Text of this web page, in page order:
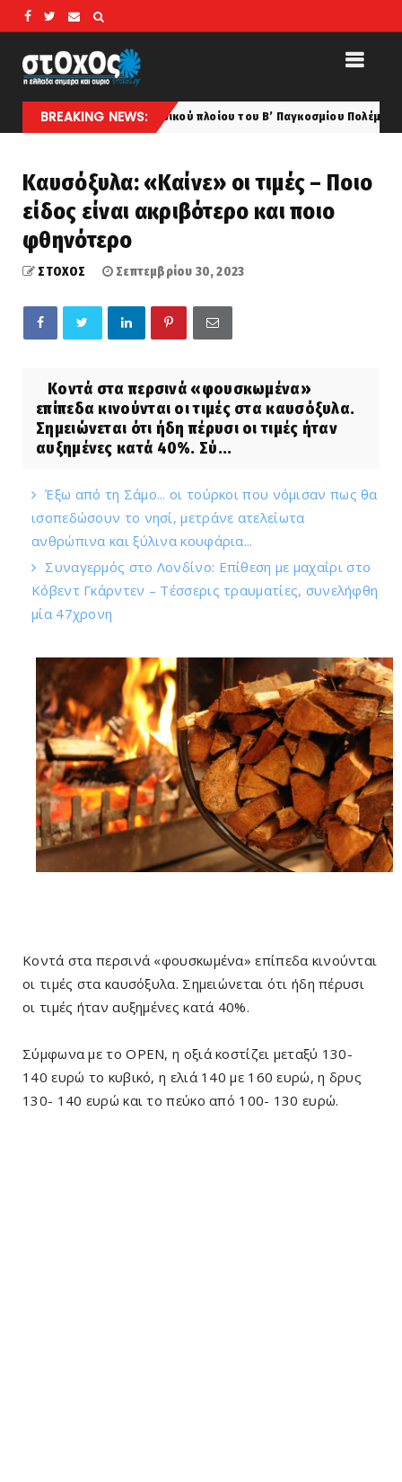
BREAKING NEWS:
γερμανικού πλοίου του Β’ Παγκοσμίου Πολέμου – Είναι
Καυσόξυλα: «Καίνε» οι τιμές – Ποιο
είδος είναι ακριβότερο και ποιο
φθηνότερο
ΣΤΟΧΟΣ Σεπτεμβρίου 30, 2023
Κοντά στα περσινά «φουσκωμένα»
επίπεδα κινούνται οι τιμές στα καυσόξυλα.
Σημειώνεται ότι ήδη πέρυσι οι τιμές ήταν
αυξημένες κατά 40%. Σύ...
Έξω από τη Σάμο... οι τούρκοι που νόμισαν πως θα
ισοπεδώσουν το νησί, μετράνε ατελείωτα
ανθρώπινα και ξύλινα κουφάρια...
Συναγερμός στο Λονδίνο: Επίθεση με μαχαίρι στο
Κόβεντ Γκάρντεν – Τέσσερις τραυματίες, συνελήφθη
μία 47χρονη
Κοντά στα περσινά «φουσκωμένα» επίπεδα κινούνται
οι τιμές στα καυσόξυλα. Σημειώνεται ότι ήδη πέρυσι
οι τιμές ήταν αυξημένες κατά 40%.
Σύμφωνα με το OPEN, η οξιά κοστίζει μεταξύ 130-
140 ευρώ το κυβικό, η ελιά 140 με 160 ευρώ, η δρυς
130- 140 ευρώ και το πεύκο από 100- 130 ευρώ.